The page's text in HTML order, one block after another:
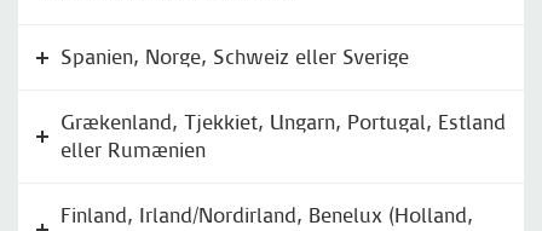
Spanien, Norge, Schweiz eller Sverige
Grækenland, Tjekkiet, Ungarn, Portugal, Estland
eller Rumænien
Finland, Irland/Nordirland, Benelux (Holland,